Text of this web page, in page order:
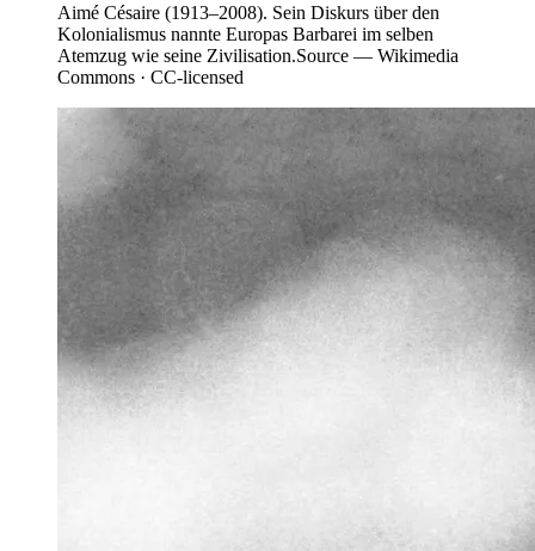
Aimé Césaire (1913–2008). Sein Diskurs über den
Kolonialismus nannte Europas Barbarei im selben
Atemzug wie seine Zivilisation.Source — Wikimedia
Commons · CC-licensed